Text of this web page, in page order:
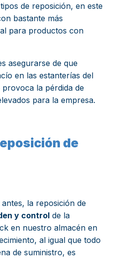
de reposición, en este
bastante más
para productos con
asegurarse de que
en las estanterías del
la pérdida de
para la empresa.
de
la reposición de
y control de la
en nuestro almacén en
al igual que todo
de suministro, es